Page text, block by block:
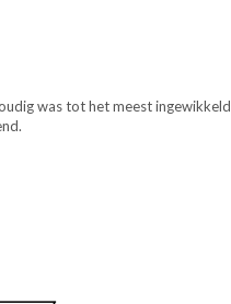
was tot het meest ingewikkeld